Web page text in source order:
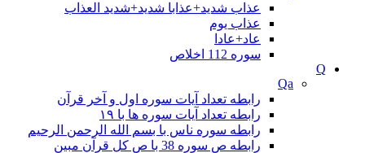
عذاب شدید+عذابا شدید+شدید العذاب
عذاب یوم
عاد+عادا
سوره 112 اخلاص
Q
Qa
رابطه تعداد آیات سوره اول و آخر قرآن
رابطه تعداد آیات سوره ها با ۱۹
رابطه سوره ناس با بسم الله الرحمن الرحيم
رابطه ص سوره 38 با ص کل قرآن مبین